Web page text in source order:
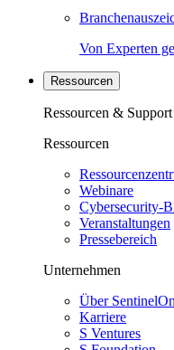
Von Experten
Ressourcen
Ressourcen & Support
Ressourcen
Webinare
Cybersecurity-
Veranstaltungen
Pressebereich
Unternehmen
Über
Karriere
S Ventures